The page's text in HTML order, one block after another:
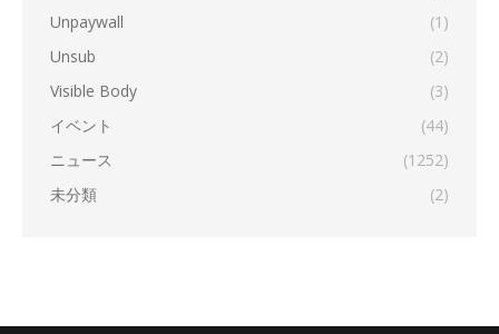
Unpaywall
(1)
Unsub
(2)
Visible Body
(3)
イベント
(44)
ニュース
(1252)
未分類
(2)